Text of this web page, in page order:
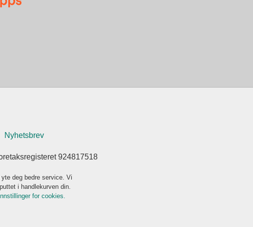
Nyhetsbrev
924817518
deg bedre service. Vi
i handlekurven din.
for cookies.